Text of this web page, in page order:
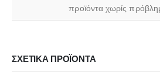
προϊόντα χωρίς
ΣΧΕΤΙΚΆ ΠΡΟΪΌΝΤΑ